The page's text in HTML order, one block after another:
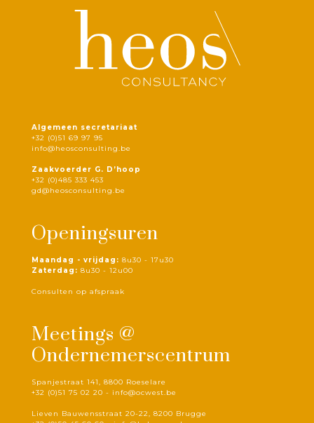
Algemeen secretariaat
+32 (0)51 69 97 95
info@heosconsulting.be
Zaakvoerder G. D’hoop
+32 (0)485 333 453
gd@heosconsulting.be
Openingsuren
Maandag - vrijdag: 8u30 - 17u30
Zaterdag: 8u30 - 12u00
Consulten op afspraak
Meetings @
Ondernemerscentrum
Spanjestraat 141, 8800 Roeselare
+32 (0)51 75 02 20 - info@ocwest.be
Lieven Bauwensstraat 20-22, 8200 Brugge